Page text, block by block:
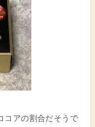
コアの割合だそうで